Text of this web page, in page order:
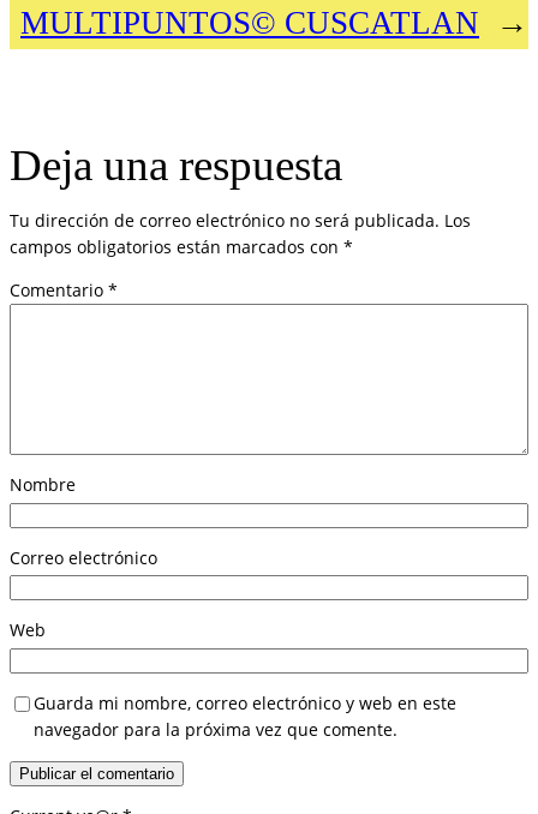
MULTIPUNTOS© CUSCATLAN
→
Deja una respuesta
Tu dirección de correo electrónico no será publicada. Los
campos obligatorios están marcados con *
Comentario *
Nombre
Correo electrónico
Web
Guarda mi nombre, correo electrónico y web en este
navegador para la próxima vez que comente.